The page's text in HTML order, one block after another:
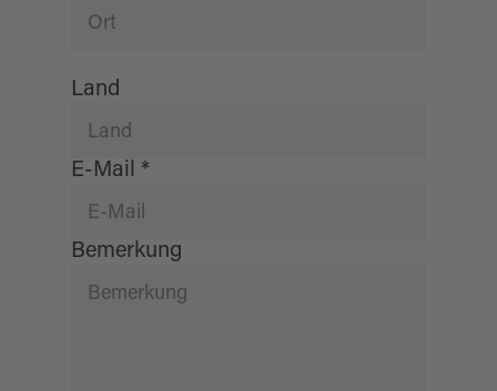
Land
E-Mail *
Bemerkung